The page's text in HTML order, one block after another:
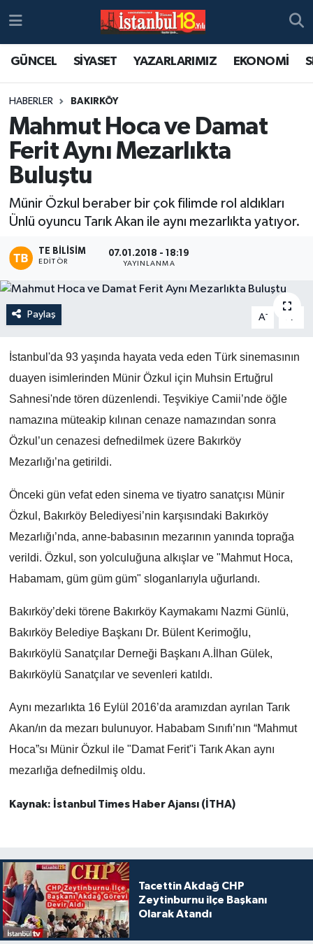
GÜNCEL SİYASET YAZARLARIMIZ EKONOMİ
HABERLER BAKIRKÖY
Mahmut Hoca ve Damat
Ferit Aynı Mezarlıkta
Buluştu
Münir Özkul beraber bir çok filimde rol aldıkları
Ünlü oyuncu Tarık Akan ile aynı mezarlıkta yatıyor.
TE BILISIM
EDITÖR
07.01.2018 - 18:19
YAYINLANMA
Paylaş A- A
İstanbul'da 93 yaşında hayata veda eden Türk sinemasının
duayen isimlerinden Münir Özkul için Muhsin Ertuğrul
Sahnesi'nde tören düzenlendi. Teşvikiye Camii’nde öğle
namazına müteakip kılınan cenaze namazından sonra
Özkul’un cenazesi defnedilmek üzere Bakırköy
Mezarlığı’na getirildi.
Önceki gün vefat eden sinema ve tiyatro sanatçısı Münir
Özkul, Bakırköy Belediyesi’nin karşısındaki Bakırköy
Mezarlığı’nda, anne-babasının mezarının yanında toprağa
verildi. Özkul, son yolculuğuna alkışlar ve "Mahmut Hoca,
Habamam, güm güm güm" sloganlarıyla uğurlandı.
Bakırköy’deki törene Bakırköy Kaymakamı Nazmi Günlü,
Bakırköy Belediye Başkanı Dr. Bülent Kerimoğlu,
Bakırköylü Sanatçılar Derneği Başkanı A.İlhan Gülek,
Bakırköylü Sanatçılar ve sevenleri katıldı.
Aynı mezarlıkta 16 Eylül 2016’da aramızdan ayrılan Tarık
Akan/ın da mezarı bulunuyor. Hababam Sınıfı’nın “Mahmut
Hoca”sı Münir Özkul ile "Damat Ferit"i Tarık Akan aynı
mezarlığa defnedilmiş oldu.
Kaynak: İstanbul Times Haber Ajansı (İTHA)
Tacettin Akdağ CHP
Zeytinburnu ilçe Başkanı
Olarak Atandı